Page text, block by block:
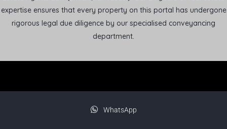
expertise ensures that every property on this portal has undergone
rigorous legal due diligence by our specialised conveyancing
department.
WhatsApp